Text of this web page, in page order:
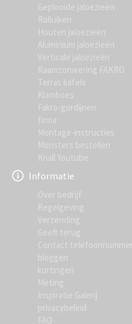
Geplooide jaloezieën
Rolluiken
Houten jaloezieën
Aluminium jaloezieën
Verticale jaloezieën
Raamzonwering FAKRO
Terras luifels
Klamboes
Fakro-gordijnen
firma
Montage-instructies
Monsters bestellen
Knall Youtube
Informatie
Over bedrijf
Regelgeving
Verzending
Geeft terug
Contact telefoonnummer
bloggen
kortingen
Meting
Inspiratie Galerij
privacybeleid
FAQ